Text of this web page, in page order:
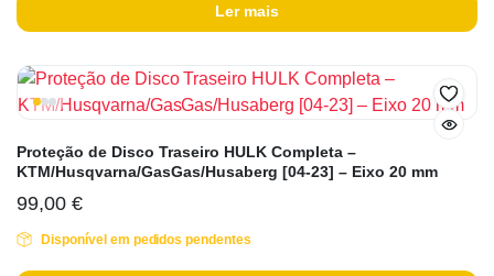
Ler mais
Proteção de Disco Traseiro HULK Completa –
KTM/Husqvarna/GasGas/Husaberg [04-23] – Eixo 20 mm
99,00 €
Disponível em pedidos pendentes